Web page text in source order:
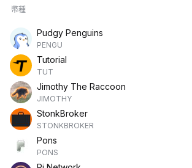
幣種
Pudgy Penguins
PENGU
Tutorial
TUT
Jimothy The Raccoon
JIMOTHY
StonkBroker
STONKBROKER
Pons
PONS